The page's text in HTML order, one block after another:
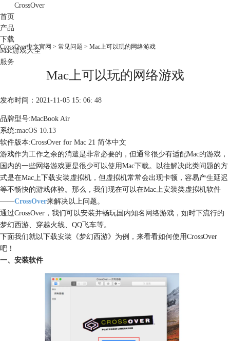
CrossOver
首页
产品
下载
Mac游戏大全
服务
CrossOver中文官网 > 常见问题 > Mac上可以玩的网络游戏
Mac上可以玩的网络游戏
发布时间：2021-11-05 15: 06: 48
品牌型号:MacBook Air
系统:macOS 10.13
软件版本:CrossOver for Mac 21 简体中文
游戏作为工作之余的消遣是非常必要的，但通常很少有适配Mac的游戏，
国内的一些网络游戏更是很少可以使用Mac下载。以往解决此类问题的方
式是在Mac上下载安装虚拟机，但虚拟机常常会出现卡顿，容易产生延迟
等不畅快的游戏体验。那么，我们现在可以在Mac上安装类虚拟机软件
——CrossOver来解决以上问题。
通过CrossOver，我们可以安装并畅玩国内知名网络游戏 ，如时下流行的
梦幻西游、穿越火线、QQ飞车等。
下面我们就以下载安装《梦幻西游》为例，来看看如何使用CrossOver
吧！
一、安装软件